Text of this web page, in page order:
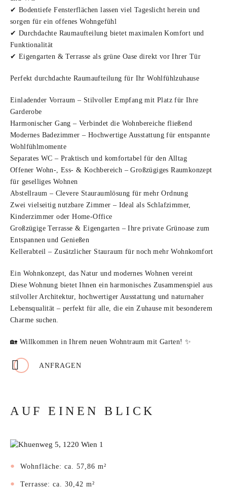
✔ Bodentiefe Fensterflächen lassen viel Tageslicht herein und
sorgen für ein offenes Wohngefühl
✔ Durchdachte Raumaufteilung bietet maximalen Komfort und
Funktionalität
✔ Eigengarten & Terrasse als grüne Oase direkt vor Ihrer Tür
Perfekt durchdachte Raumaufteilung für Ihr Wohlfühlzuhause
Einladender Vorraum – Stilvoller Empfang mit Platz für Ihre
Garderobe
Harmonischer Gang – Verbindet die Wohnbereiche fließend
Modernes Badezimmer – Hochwertige Ausstattung für entspannte
Wohlfühlmomente
Separates WC – Praktisch und komfortabel für den Alltag
Offener Wohn-, Ess- & Kochbereich – Großzügiges Raumkonzept
für geselliges Wohnen
Abstellraum – Clevere Stauraumlösung für mehr Ordnung
Zwei vielseitig nutzbare Zimmer – Ideal als Schlafzimmer,
Kinderzimmer oder Home-Office
Großzügige Terrasse & Eigengarten – Ihre private Grünoase zum
Entspannen und Genießen
Kellerabteil – Zusätzlicher Stauraum für noch mehr Wohnkomfort
Ein Wohnkonzept, das Natur und modernes Wohnen vereint
Diese Wohnung bietet Ihnen ein harmonisches Zusammenspiel aus
stilvoller Architektur, hochwertiger Ausstattung und naturnaher
Lebensqualität – perfekt für alle, die ein Zuhause mit besonderem
Charme suchen.
🏡 Willkommen in Ihrem neuen Wohntraum mit Garten! ✨
ANFRAGEN
AUF EINEN BLICK
Wohnfläche: ca. 57,86 m²
Terrasse: ca. 30,42 m²